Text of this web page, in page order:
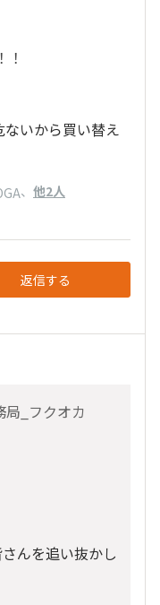
いから買い替え
、 他2人
返信する
局_フクオカ
んを追い抜かし